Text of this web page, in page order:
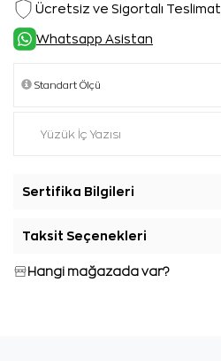
Ücretsiz ve Sigortalı Teslimat
Whatsapp Asistan
Sertifika Bilgileri
Taksit Seçenekleri
Hangi mağazada var?